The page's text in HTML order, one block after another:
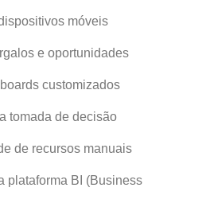
móveis
e oportunidades
customizados
tomada de decisão
de recursos manuais
plataforma BI (Business